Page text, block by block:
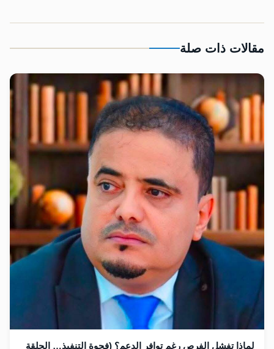
مقالات ذات صلة
لماذا تفشل الفرص رغم توافر الدعم؟ (فجوة التنفيذ… الحلقة